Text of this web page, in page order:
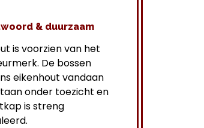
& duurzaam
is voorzien van het
De bossen
eikenhout vandaan
onder toezicht en
is streng